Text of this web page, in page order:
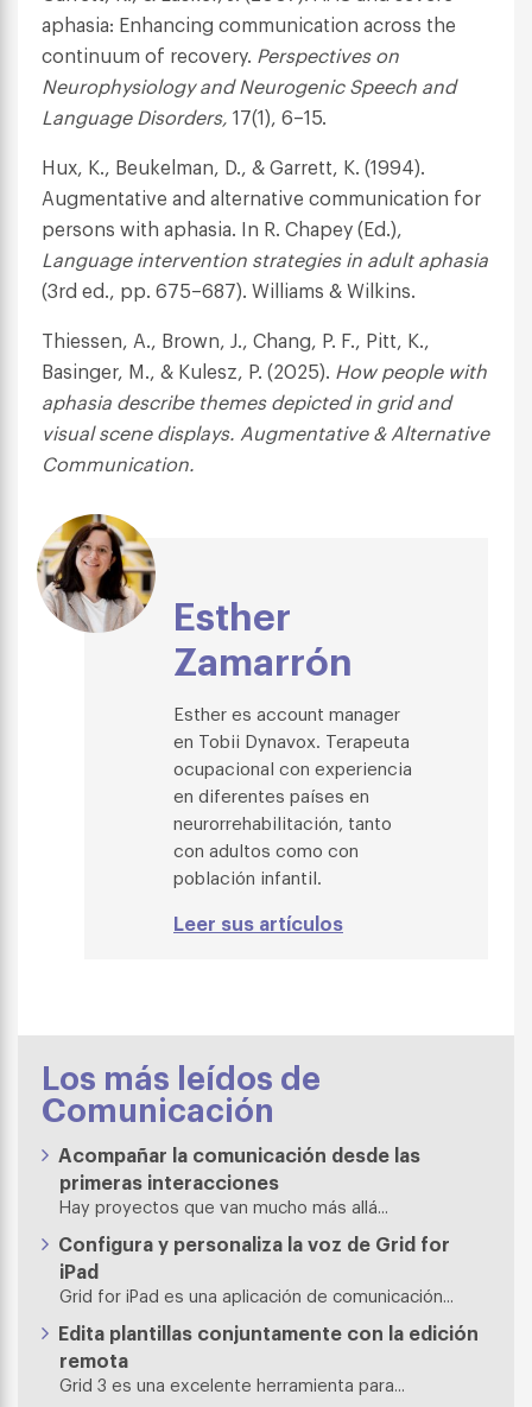
aphasia: Enhancing communication across the
continuum of recovery. Perspectives on
Neurophysiology and Neurogenic Speech and
Language Disorders, 17(1), 6–15.
Hux, K., Beukelman, D., & Garrett, K. (1994).
Augmentative and alternative communication for
persons with aphasia. In R. Chapey (Ed.),
Language intervention strategies in adult aphasia
(3rd ed., pp. 675–687). Williams & Wilkins.
Thiessen, A., Brown, J., Chang, P. F., Pitt, K.,
Basinger, M., & Kulesz, P. (2025). How people with
aphasia describe themes depicted in grid and
visual scene displays. Augmentative & Alternative
Communication.
Esther
Zamarrón
Esther es account manager
en Tobii Dynavox. Terapeuta
ocupacional con experiencia
en diferentes países en
neurorrehabilitación, tanto
con adultos como con
población infantil.
Leer sus artículos
Los más leídos de
Comunicación
Acompañar la comunicación desde las
primeras interacciones
Hay proyectos que van mucho más allá...
Configura y personaliza la voz de Grid for
iPad
Grid for iPad es una aplicación de comunicación...
Edita plantillas conjuntamente con la edición
remota
Grid 3 es una excelente herramienta para...